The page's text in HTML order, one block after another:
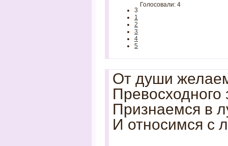
3
1
2
3
4
5
Голосовали: 4
От души
Превосходного
Признаемся в
И относимся с